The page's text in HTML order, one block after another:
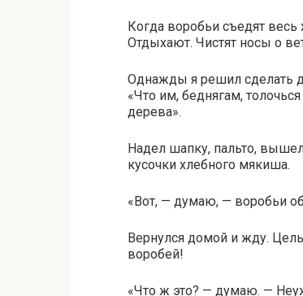
Когда воробьи съедят
Отдыхают. Чистят носы о
Однажды я решил сделать
«Что им, беднягам,
дерева».
Надел шапку, пальто,
кусочки хлебного мякиша.
«Вот, — думаю, — воробьи
Вернулся домой и жду.
воробей!
«Что ж это? — думаю. —